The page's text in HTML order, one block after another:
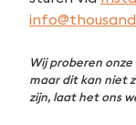
Wij proberen
maar dit kan niet
zijn, laat het ons